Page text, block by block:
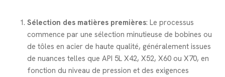
Sélection des matières premières: Le processus
commence par une sélection minutieuse de bobines ou
de tôles en acier de haute qualité, généralement issues
de nuances telles que API 5L X42, X52, X60 ou X70, en
fonction du niveau de pression et des exigences